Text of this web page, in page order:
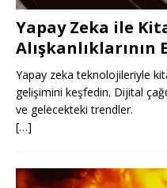
Yapay Zeka ile
Alışkanlıklarının
Yapay zeka teknolojileriyle
gelişimini keşfedin. Dijital
ve gelecekteki trendler.
[…]